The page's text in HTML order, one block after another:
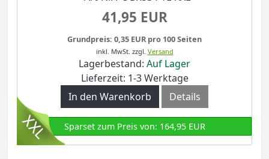
41,95 EUR
Grundpreis: 0,35 EUR pro 100 Seiten
inkl. MwSt. zzgl. Versand
Lagerbestand: Auf Lager
Lieferzeit: 1-3 Werktage
In den Warenkorb
Details
Sparset zum Preis von: 164,95 EUR